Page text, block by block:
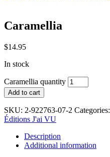
Caramellia
$14.95
In stock
Caramellia quantity
Add to cart
SKU: 2-922763-07-2 Categories:
Éditions J'ai VU
Description
Additional information